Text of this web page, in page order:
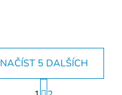
NAČÍST 5 DALŠÍCH
S